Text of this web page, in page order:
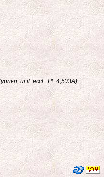
unit. eccl.: PL 4,503A).